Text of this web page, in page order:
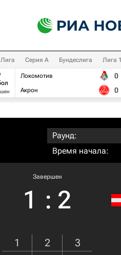
Серия А Бундеслига Лига 1
Локомотив
Акрон
0
0
Раунд:
Время начала:
Завершен
1 : 2
1 2
3